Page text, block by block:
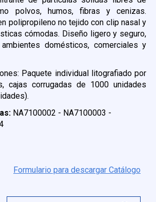
polvos, humos, fibras y cenizas.
polipropileno no tejido con clip nasal y
cómodas. Diseño ligero y seguro,
domésticos, comerciales y
Paquete individual litografiado por
cajas corrugadas de 1000 unidades
NA7100002 - NA7100003 -
Formulario para descargar Catálogo